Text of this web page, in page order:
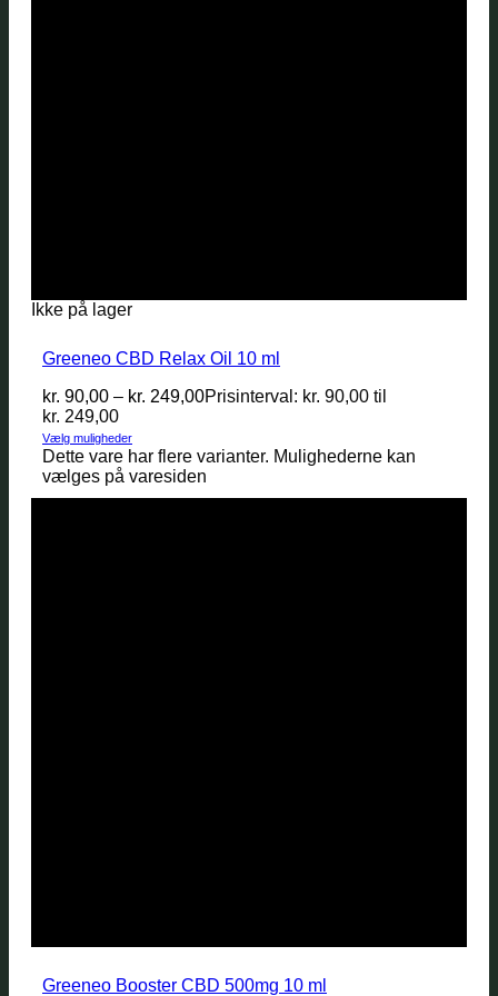
Ikke på lager
Greeneo CBD Relax Oil 10 ml
kr. 90,00 – kr. 249,00Prisinterval: kr. 90,00 til
kr. 249,00
Vælg muligheder
Dette vare har flere varianter. Mulighederne kan
vælges på varesiden
Greeneo Booster CBD 500mg 10 ml